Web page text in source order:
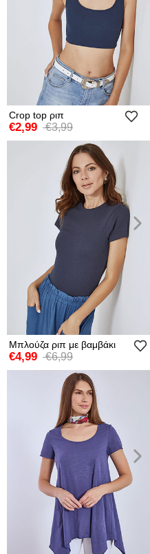
Crop top ριπ
€2,99 €3,99
Μπλούζα ριπ με βαμβάκι
€4,99 €6,99